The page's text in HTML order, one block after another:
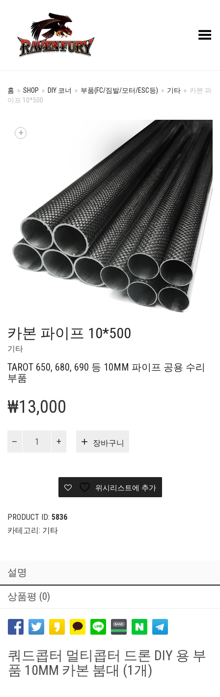
Toggle Menu
홈 » SHOP » DIY 코너 » 부품(FC/짐발/모터/ESC등) » 기타 » 카본 파
이프 10*500
+
카본 파이프 10*500
기타
TAROT 650, 680, 690 등 10MM 파이프 공용 수리
부품
₩13,000
장바구니
위시리스트에 추가
PRODUCT ID: 5836
카테고리: 기타
설명
상품평 (0)
쿼드콥터 멀티콥터 드론 DIY 용 부
품 10MM 카본 붐대 (1개)